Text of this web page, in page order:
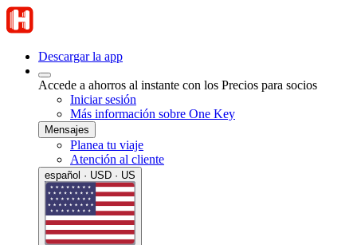
Descargar la app
Accede a ahorros al instante con los Precios para socios
Iniciar sesión
Más información sobre One Key
Mensajes
Planea tu viaje
Atención al cliente
español · USD · US